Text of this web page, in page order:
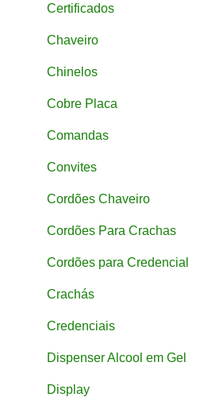
Certificados
Chaveiro
Chinelos
Cobre Placa
Comandas
Convites
Cordões Chaveiro
Cordões Para Crachas
Cordões para Credencial
Crachás
Credenciais
Dispenser Alcool em Gel
Display